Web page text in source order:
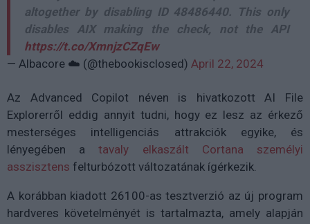
altogether by disabling ID 48486440. This only
disables AIX making the check, not the API
https://t.co/XmnjzCZqEw
— Albacore ☁️ (@thebookisclosed) April 22, 2024
Az Advanced Copilot néven is hivatkozott AI File
Explorerről eddig annyit tudni, hogy ez lesz az érkező
mesterséges intelligenciás attrakciók egyike, és
lényegében atavaly elkaszált Cortana személyi
asszisztens felturbózott változatának ígérkezik.
A korábban kiadott 26100-as tesztverzió az új program
hardveres követelményét is tartalmazta, amely alapján